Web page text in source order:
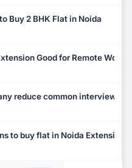
Buy 2 BHK Flat in Noida
Good for Remote Work?
reduce common interview
to buy flat in Noida Extension?